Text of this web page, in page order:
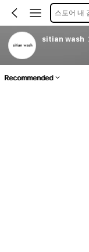
스토어 내
sitian wash
Recommended